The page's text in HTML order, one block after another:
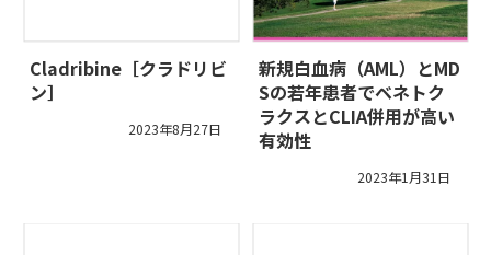
Cladribine［クラドリビ
ン］
2023年8月27日
新規白血病（AML）とMD
Sの若年患者でベネトク
ラクスとCLIA併用が高い
有効性
2023年1月31日